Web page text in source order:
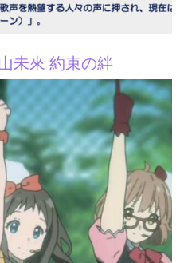
未來 約束の絆